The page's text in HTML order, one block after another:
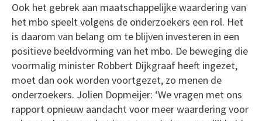
Ook het gebrek aan maatschappelijke waardering van
het mbo speelt volgens de onderzoekers een rol. Het
is daarom van belang om te blijven investeren in een
positieve beeldvorming van het mbo. De beweging die
voormalig minister Robbert Dijkgraaf heeft ingezet,
moet dan ook worden voortgezet, zo menen de
onderzoekers. Jolien Dopmeijer: ‘We vragen met ons
rapport opnieuw aandacht voor meer waardering voor